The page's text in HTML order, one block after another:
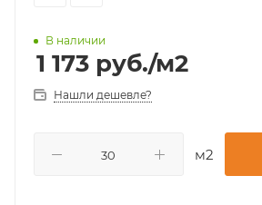
В наличии
1 173 руб./м2
Нашли дешевле?
м2